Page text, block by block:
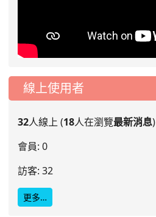
線上使用者
32人線上 (18人在瀏覽最新消息)
會員: 0
訪客: 32
更多…